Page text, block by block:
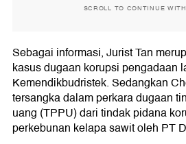
SCROLL TO CONTINUE
Sebagai informasi, Jurist Tan
kasus dugaan korupsi pengadaan
Kemendikbudristek. Sedangkan
tersangka dalam perkara dugaan
uang (TPPU) dari tindak pidana
perkebunan kelapa sawit oleh PT